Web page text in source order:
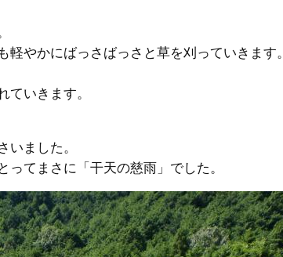
やかにばっさばっさと草を刈っていきます。
ていきます。
ました。
てまさに「干天の慈雨」でした。